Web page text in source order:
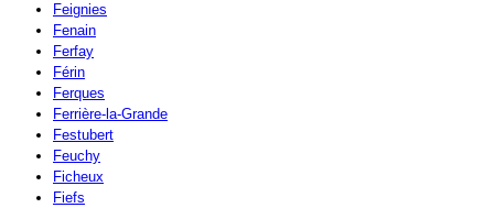
Feignies
Fenain
Ferfay
Férin
Ferques
Ferrière-la-Grande
Festubert
Feuchy
Ficheux
Fiefs